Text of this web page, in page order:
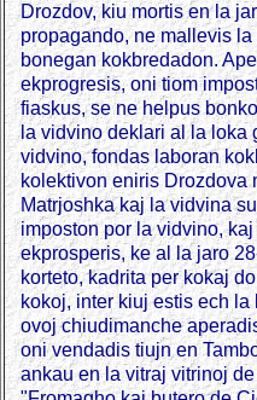
Drozdov, kiu mortis en la
propagando, ne mallevis
bonegan kokbredadon.
ekprogresis, oni tiom
fiaskus, se ne helpus
la vidvino deklari al la loka
vidvino, fondas laboran
kolektivon eniris Drozdova
Matrjoshka kaj la vidvina
imposton por la vidvino,
ekprosperis, ke al la jaro
korteto, kadrita per kokaj
kokoj, inter kiuj estis ech
ovoj chiudimanche
oni vendadis tiujn en
ankau en la vitraj vitrinoj